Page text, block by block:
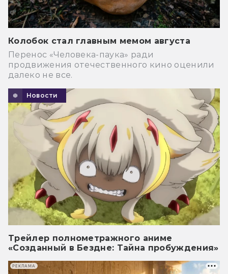
Колобок стал главным мемом августа
Перенос «Человека-паука» ради
продвижения отечественного кино оценили
далеко не все.
Новости
Трейлер полнометражного аниме
«Созданный в Бездне: Тайна пробуждения»
РЕКЛАМА